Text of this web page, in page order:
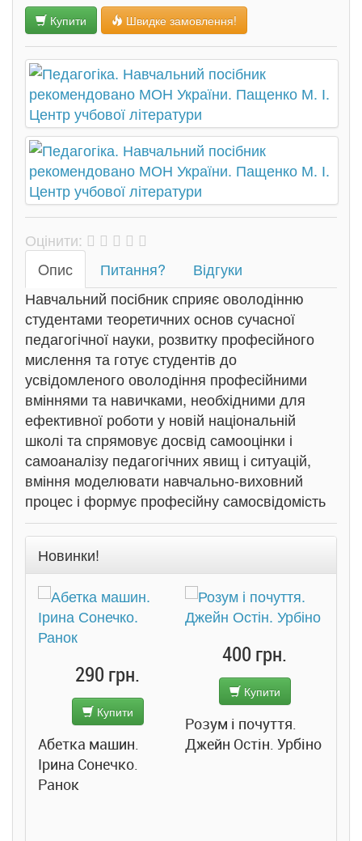
Купити Швидке замовлення!
Оцінити:
Oпис
Питання?
Відгуки
Навчальний посібник сприяє оволодінню
студентами теоретичних основ сучасної
педагогічної науки, розвитку професійного
мислення та готує студентів до
усвідомленого оволодіння професійними
вміннями та навичками, необхідними для
ефективної роботи у новій національній
школі та спрямовує досвід самооцінки і
самоаналізу педагогічних явищ і ситуацій,
вміння моделювати навчально-виховний
процес і формує професійну самосвідомість
Новинки!
290 грн.
Купити
Абетка машин.
Ірина Сонечко.
Ранок
400 грн.
Купити
Розум і почуття.
Джейн Остін. Урбіно